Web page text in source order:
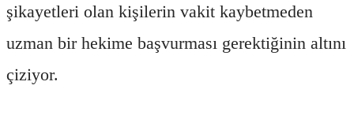
şikayetleri olan kişilerin vakit kaybetmeden
uzman bir hekime başvurması gerektiğinin altını
çiziyor.